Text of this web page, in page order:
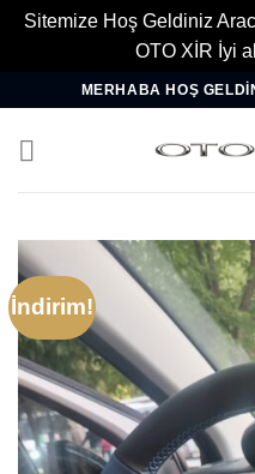
Sitemize Hoş Geldiniz
OTO XİR İyi
MERHABA HOŞ
İndirim!